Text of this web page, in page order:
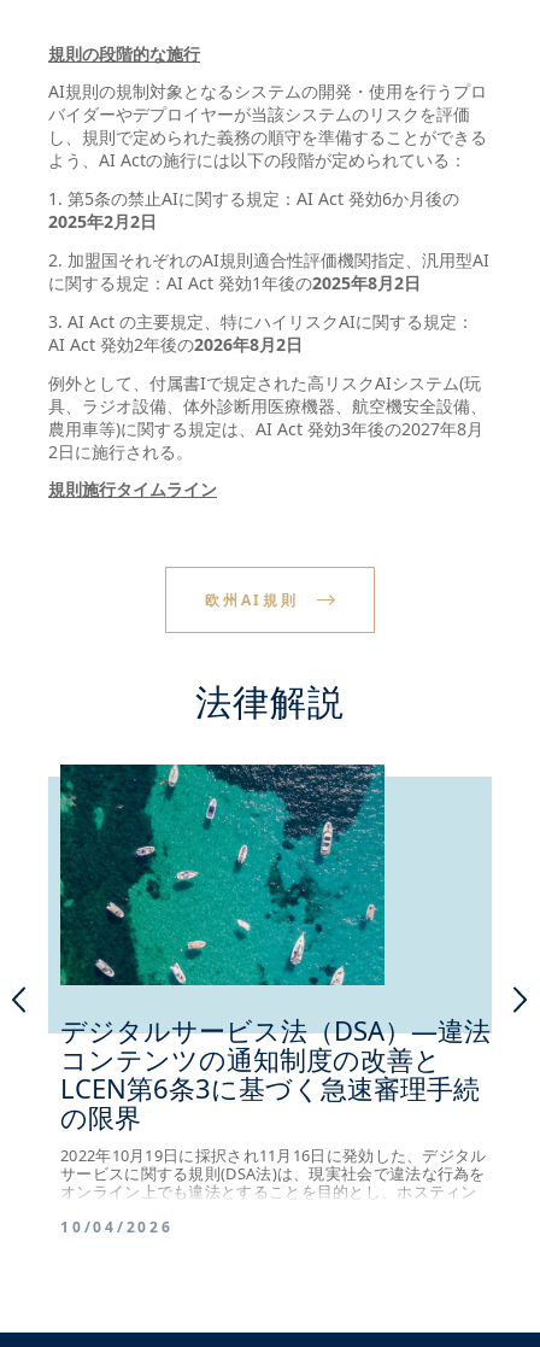
規則の段階的な施行
AI規則の規制対象となるシステムの開発・使用を行うプロ
バイダーやデプロイヤーが当該システムのリスクを評価
し、規則で定められた義務の順守を準備することができる
よう、AI Actの施行には以下の段階が定められている：
1. 第5条の禁止AIに関する規定：AI Act 発効6か月後の
2025年2月2日
2. 加盟国それぞれのAI規則適合性評価機関指定、汎用型AI
に関する規定：AI Act 発効1年後の2025年8月2日
3. AI Act の主要規定、特にハイリスクAIに関する規定：
AI Act 発効2年後の2026年8月2日
例外として、付属書Iで規定された高リスクAIシステム(玩
具、ラジオ設備、体外診断用医療機器、航空機安全設備、
農用車等)に関する規定は、AI Act 発効3年後の2027年8月
2日に施行される。
規則施行タイムライン
欧州AI規則
法律解説
デジタルサービス法（DSA）―違法
コンテンツの通知制度の改善と
LCEN第6条3に基づく急速審理手続
の限界
2022年10月19日に採択され11月16日に発効した、デジタル
サービスに関する規則(DSA法)は、現実社会で違法な行為を
オンライン上でも違法とすることを目的とし、ホスティン
ームに対し、違法コンテンツの防止における新しい義務を
10/04/2026